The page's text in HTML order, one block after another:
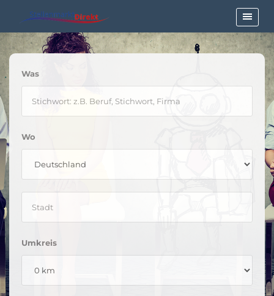
Was
Wo
Umkreis